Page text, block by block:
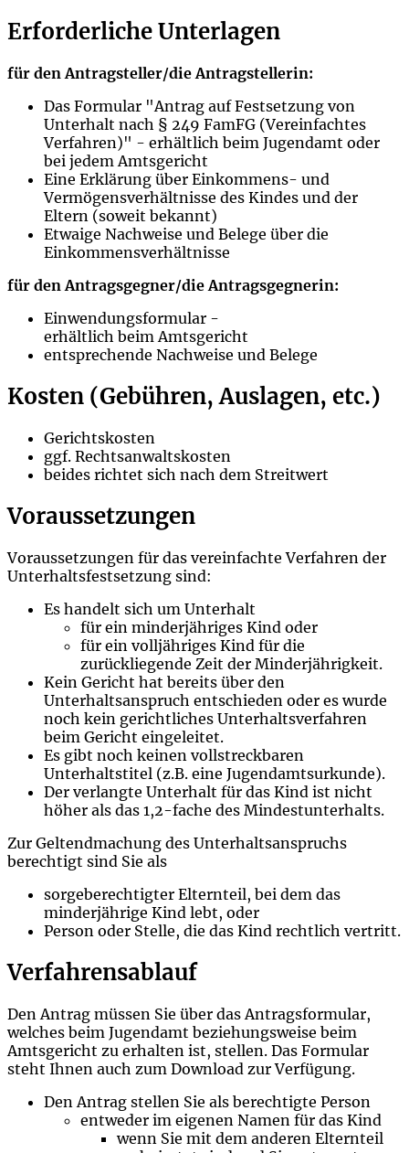
Erforderliche Unterlagen
für den Antragsteller/die Antragstellerin:
Das Formular "Antrag auf Festsetzung von
Unterhalt nach § 249 FamFG (Vereinfachtes
Verfahren)" - erhältlich beim Jugendamt oder
bei jedem Amtsgericht
Eine Erklärung über Einkommens- und
Vermögensverhältnisse des Kindes und der
Eltern (soweit bekannt)
Etwaige Nachweise und Belege über die
Einkommensverhältnisse
für den Antragsgegner/die Antragsgegnerin:
Einwendungsformular -
erhältlich beim Amtsgericht
entsprechende Nachweise und Belege
Kosten (Gebühren, Auslagen, etc.)
Gerichtskosten
ggf. Rechtsanwaltskosten
beides richtet sich nach dem Streitwert
Voraussetzungen
Voraussetzungen für das vereinfachte Verfahren der
Unterhaltsfestsetzung sind:
Es handelt sich um Unterhalt
für ein minderjähriges Kind oder
für ein volljähriges Kind für die
zurückliegende Zeit der Minderjährigkeit.
Kein Gericht hat bereits über den
Unterhaltsanspruch entschieden oder es wurde
noch kein gerichtliches Unterhaltsverfahren
beim Gericht eingeleitet.
Es gibt noch keinen vollstreckbaren
Unterhaltstitel (z.B. eine Jugendamtsurkunde).
Der verlangte Unterhalt für das Kind ist nicht
höher als das 1,2-fache des Mindestunterhalts.
Zur Geltendmachung des Unterhaltsanspruchs
berechtigt sind Sie als
sorgeberechtigter Elternteil, bei dem das
minderjährige Kind lebt, oder
Person oder Stelle, die das Kind rechtlich vertritt.
Verfahrensablauf
Den Antrag müssen Sie über das Antragsformular,
welches beim Jugendamt beziehungsweise beim
Amtsgericht zu erhalten ist, stellen. Das Formular
steht Ihnen auch zum Download zur Verfügung.
Den Antrag stellen Sie als berechtigte Person
entweder im eigenen Namen für das Kind
wenn Sie mit dem anderen Elternteil